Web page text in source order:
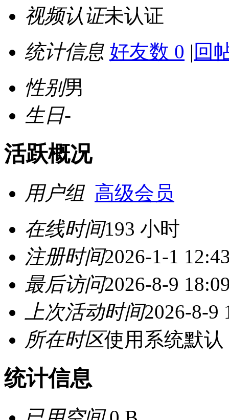
视频认证未认证
统计信息 好友数 0 | 回
性别男
生日-
活跃概况
用户组 高级会员
在线时间193 小时
注册时间2026-1-1
最后访问2026-8-9
上次活动时间2026-8-9
所在时区使用系统默认
统计信息